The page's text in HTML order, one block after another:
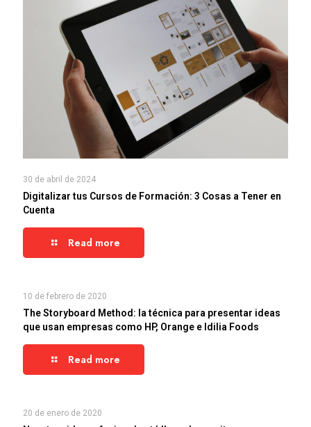
30 de abril de 2024
Digitalizar tus Cursos de Formación: 3 Cosas a Tener en
Cuenta
Read more
10 de febrero de 2020
The Storyboard Method: la técnica para presentar ideas
que usan empresas como HP, Orange e Idilia Foods
Read more
20 de enero de 2020